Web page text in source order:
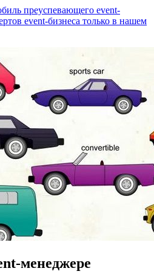
преуспевающего event-
event-бизнеса только в нашем
менеджере